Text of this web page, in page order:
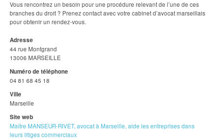
Vous rencontrez un besoin pour une procédure relevant de l’une de ces
branches du droit ? Prenez contact avec votre cabinet d’avocat marseillais
pour obtenir un rendez-vous.
Adresse
44 rue Montgrand
13006 MARSEILLE
Numéro de téléphone
04 81 68 45 18
Ville
Marseille
Site web
Maître MANSEUR-RIVET, avocat à Marseille, aide les entreprises dans
leurs litiges commerciaux